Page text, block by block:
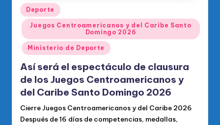
ci
al
d
el
P
R
M
Publicado
en
Deporte
Juegos Centroamericanos y del Caribe Santo
Domingo 2026
Ministerio de Deporte
Así será el espectáculo de clausura
de los Juegos Centroamericanos y
del Caribe Santo Domingo 2026
Cierre Juegos Centroamericanos y del Caribe 2026
Después de 16 días de competencias, medallas,